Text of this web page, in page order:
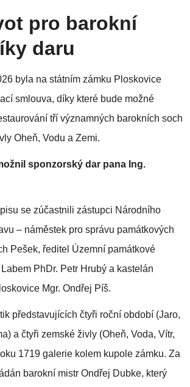
pro barokní
daru
byla na státním zámku Ploskovice
smlouva, díky které bude možné
tří významných barokních soch
Oheň, Vodu a Zemi.
sponzorský dar pana Ing.
se zúčastnili zástupci Národního
– náměstek pro správu památkových
Pešek, ředitel Územní památkové
PhDr. Petr Hrubý a kastelán
Mgr. Ondřej Píš.
představujících čtyři roční období (Jaro,
a čtyři zemské živly (Oheň, Voda, Vítr,
1719 galerie kolem kupole zámku. Za
barokní mistr Ondřej Dubke, který